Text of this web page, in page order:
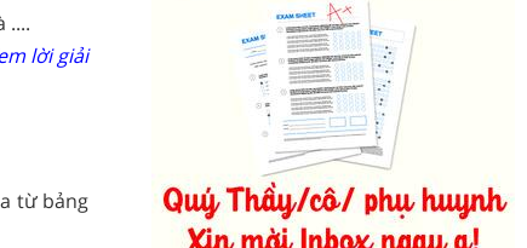
....
lời giải
từ bảng